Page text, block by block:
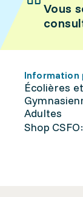
Vous
Information
Écolières
Adultes
Shop